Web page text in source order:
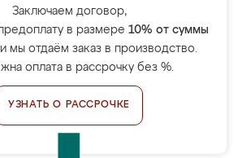
Заключаем договор,
в размере 10% от суммы
мы отдаём заказ в производство.
оплата в рассрочку без %.
УЗНАТЬ О РАССРОЧКЕ